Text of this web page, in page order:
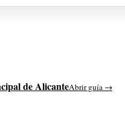
de AlicanteAbrir guía →